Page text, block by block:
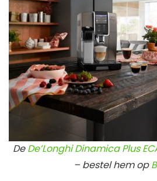
DeDe’Longhi Dinamica Plus
– bestel hem op